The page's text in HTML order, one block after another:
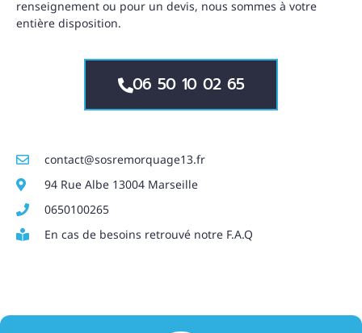
renseignement ou pour un devis, nous sommes à votre
entière disposition.
06 50 10 02 65
contact@sosremorquage13.fr
94 Rue Albe 13004 Marseille
0650100265
En cas de besoins retrouvé notre F.A.Q